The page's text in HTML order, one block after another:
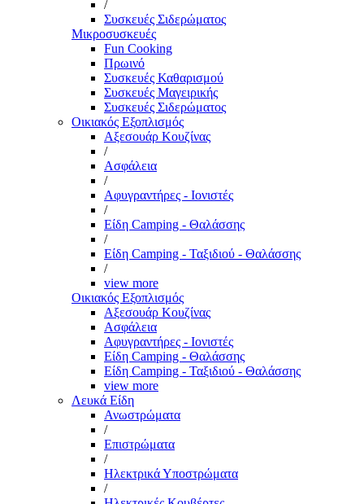
/
Συσκευές Σιδερώματος
Μικροσυσκευές
Fun Cooking
Πρωινό
Συσκευές Καθαρισμού
Συσκευές Μαγειρικής
Συσκευές Σιδερώματος
Οικιακός Εξοπλισμός
Αξεσουάρ Κουζίνας
/
Ασφάλεια
/
Αφυγραντήρες - Ιονιστές
/
Είδη Camping - Θαλάσσης
/
Είδη Camping - Ταξιδιού - Θαλάσσης
/
view more
Οικιακός Εξοπλισμός
Αξεσουάρ Κουζίνας
Ασφάλεια
Αφυγραντήρες - Ιονιστές
Είδη Camping - Θαλάσσης
Είδη Camping - Ταξιδιού - Θαλάσσης
view more
Λευκά Είδη
Ανωστρώματα
/
Επιστρώματα
/
Ηλεκτρικά Υποστρώματα
/